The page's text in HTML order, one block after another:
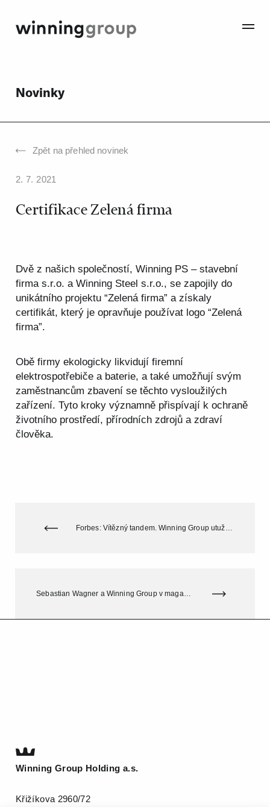
Novinky
Zpět na přehled novinek
2. 7. 2021
Certifikace Zelená firma
Dvě z našich společností, Winning PS – stavební
firma s.r.o. a Winning Steel s.r.o., se zapojily do
unikátního projektu “Zelená firma” a získaly
certifikát, který je opravňuje používat logo “Zelená
firma”.
Obě firmy ekologicky likvidují firemní
elektrospotřebiče a baterie, a také umožňují svým
zaměstnancům zbavení se těchto vysloužilých
zařízení. Tyto kroky významně přispívají k ochraně
životního prostředí, přírodních zdrojů a zdraví
člověka.
Forbes: Vítězný tandem. Winning Group utužuje vztah s Kometou a přejmenuje arénu
Sebastian Wagner a Winning Group v magazínu Forbes
Winning Group Holding a.s.
Křižíkova 2960/72